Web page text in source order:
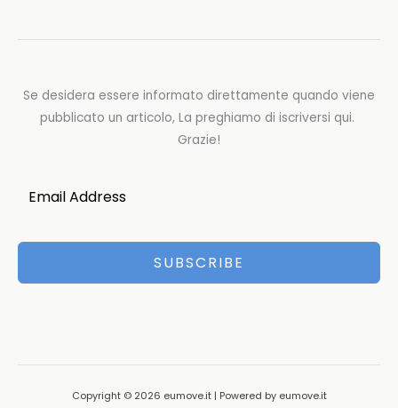
Se desidera essere informato direttamente quando viene
pubblicato un articolo, La preghiamo di iscriversi qui.
Grazie!
SUBSCRIBE
Copyright © 2026 eumove.it | Powered by eumove.it